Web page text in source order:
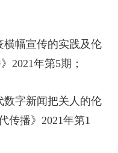
横幅宣传的实践及伦
2021年第5期；
数字新闻把关人的伦
传播》 2021年第1